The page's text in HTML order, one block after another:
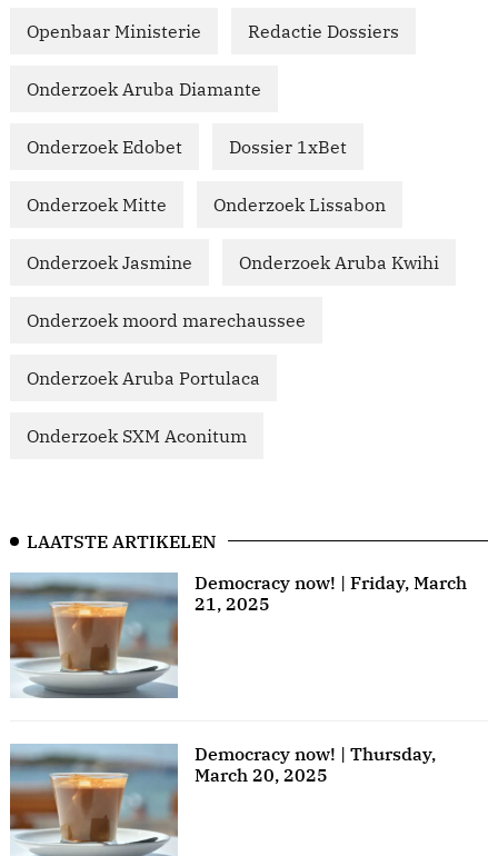
Openbaar Ministerie Redactie Dossiers
Onderzoek Aruba Diamante
Onderzoek Edobet Dossier 1xBet
Onderzoek Mitte Onderzoek Lissabon
Onderzoek Jasmine Onderzoek Aruba Kwihi
Onderzoek moord marechaussee
Onderzoek Aruba Portulaca
Onderzoek SXM Aconitum
LAATSTE ARTIKELEN
Democracy now! | Friday, March
21, 2025
Democracy now! | Thursday,
March 20, 2025